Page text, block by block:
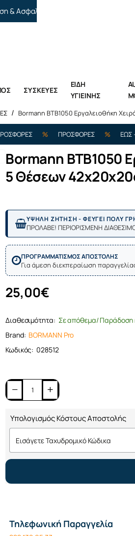
& Ασφαλής Διανομή
ΣΥΣΚΕΥΕΣ
ΕΙΔΗ
ΥΓΙΕΙΝΗΣ
Bormann BTB1050 Εργαλειοθήκη
% ΠΡΟΣΦΟΡΕΣ % ΕΩΣ -70%
Bormann BTB1050
5 Θέσεων
ΥΨΗΛΗ ΖΗΤΗΣΗ - ΦΕΥΓΕΙ ΠΟΛΥ
ΠΡΟΛΑΒΕ! ΠΕΡΙΟΡΙΣΜΕΝΗ
ΠΡΟΓΡΑΜΜΑΤΙΣΜΟΣ ΑΠΟΣΤΟΛΗΣ
Για άμεση διεκπεραίωση
Διαθεσιμότητα: Σε απόθεμα/ Παράδοση
Brand: BORMANN Pro
Κωδικός: 028512
25,00€
Υπολογισμός Κόστους Αποστολής
Τηλεφωνική Παραγγελία